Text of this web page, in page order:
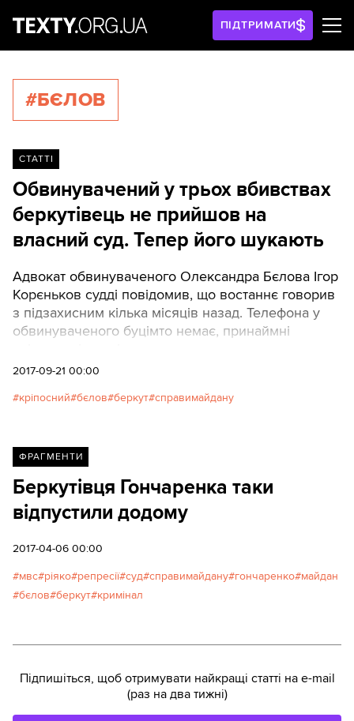
ПІДТРИМАТИ
#БЄЛОВ
СТАТТІ
Обвинувачений у трьох вбивствах
беркутівець не прийшов на
власний суд. Тепер його шукають
Адвокат обвинуваченого Олександра Бєлова Ігор
Корєньков судді повідомив, що востаннє говорив
з підзахисним кілька місяців назад. Телефона у
обвинуваченого буцімто немає, принаймні
користується. Повістки, надіслані судом, пошта
Ольга Худецька
2017-09-21 00:00
кріпосний бєлов беркут справимайдану
ФРАГМЕНТИ
Беркутівця Гончаренка таки
відпустили додому
2017-04-06 00:00
мвс ріяко репресії суд справимайдану гончаренко майдан
бєлов беркут кримінал
Підпишіться, щоб отримувати найкращі статті на e-mail
(раз на два тижні)